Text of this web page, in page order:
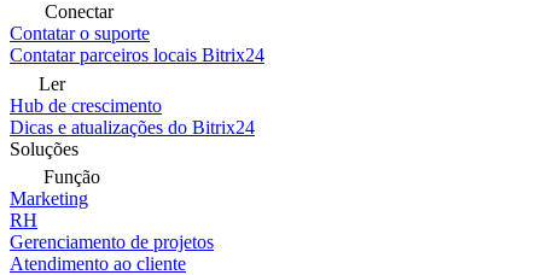
Conectar
Contatar o suporte
Contatar parceiros locais Bitrix24
Ler
Hub de crescimento
Dicas e atualizações do Bitrix24
Soluções
Função
Marketing
RH
Gerenciamento de projetos
Atendimento ao cliente